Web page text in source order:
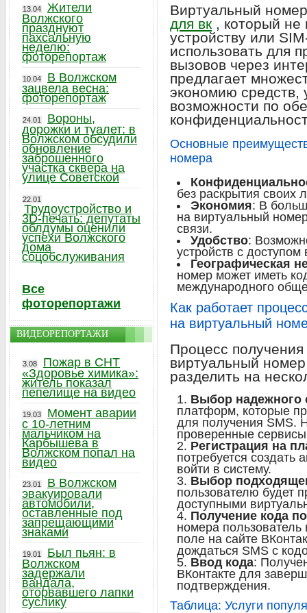
Виртуальный
для вк , который не
устройству или
использовать для
вызовов через
предлагает
экономию средств,
возможности по
Основные
номера
без раскрытия своих
Экономия: В
на виртуальный
связи.
Удобство:
устройств с доступом
Географическая
номер может иметь
международного
Как работает
на виртуальный
Процесс
виртуальный
разделить на
Выбор надежного
платформ, которые
для получения SMS.
проверенные
Регистрация на
потребуется создать
войти в систему.
Выбор
пользователю будет
доступными
Получение кода
номера
поле на сайте
дождаться SMS с
Ввод кода:
ВКонтакте для
подтверждения.
Таблица: Услуги
13.04
Жители
Волжского
празднуют
пахсальную
неделю:
фоторепортаж
10.04
В Волжском
зацвела весна:
фоторепортаж
24.01
Вороны,
дорожки и туалет: в
Волжском обсудили
обновление
заброшенного
участка сквера на
улице Советской
22.01
Трудоустройство и
3D-печать: депутаты
облдумы оценили
успехи Волжского
дома
соцобслуживания
Все
фоторепортажи
ВИДЕОРЕПОРТАЖИ
3.08
Пожар в СНТ
«Здоровье химика»:
житель показал
пепелище на видео
19.03
Момент аварии
с 10-летним
мальчиком на
Карбышева в
Волжском попал на
видео
23.01
В Волжском
эвакуировали
автомобили,
оставленные под
запрещающими
знаками
19.01
Был пьян: в
Волжском
задержали
вандала,
оторвавшего лапки
суслику